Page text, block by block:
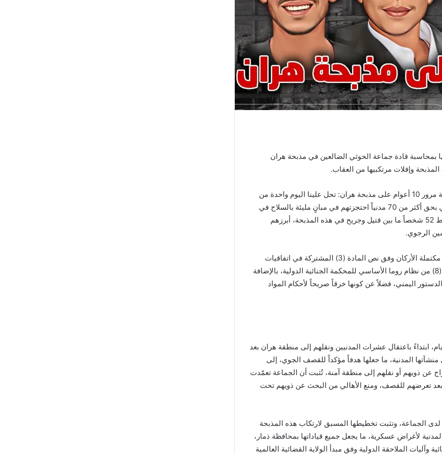
بمحاسبة قادة جماعة الحوثي الضالعين في مذبحة هران
وقالت منظمة مساواة في بيان صدر عنها اليوم بمناسبة مرور 10 أعوام على مذبحة هران: تحل علينا اليوم واحدة من
أبشع جرائم القتل الجماعي التي ارتكبتها جماعة الحوثي بحق أكثر من 70 مدنياً احتجزتهم في مبانٍ مليئة بالسلاح في
محافظة ذمار، واستخدمتهم دروعاً بشرية، مخلفة سقوط 52 شخصاً ما بين قتيل وجريح في هذه المذبحة، أبرزهم
الرجوي.
وأكدت أن ما حدث في مذبحة هران يشكل جريمة حرب مكتملة الأركان وفق نص المادة (3) المشتركة في اتفاقيات
جنيف، والبروتوكولين الإضافيين الأول والثاني، والمادة (8) من نظام روما الأساسي للمحكمة الجنائية الدولية، بالإضافة
جسيم لأحكام المواد (48 و51 و52) من الدستور اليمني، فضلاً عن كونها خرقاً صريحاً لأحكام المواد
ابتداءً باعتقال عشرات المدنيين ونقلهم إلى منطقة هران بعد
المدنية، ما جعلها هدفاً مؤكداً للقصف الجوي، إلى
عن ذويهم أو نقلهم إلى منطقة آمنة، تُثبت أن الجماعة تعمّدت
بعد تعرضهم للقصف، ومنع الأهالي من البحث عن ذويهم تحت
لدى الجماعة، وتثبت تخطيطها المسبق لارتكاب هذه المذبحة
لأغراض عسكرية، ما يجعل جميع قياداتها بمحافظة ذمار،
وآليات الملاحقة الدولية وفق مبدأ الولاية القضائية العالمية